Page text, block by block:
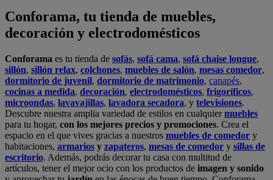
Conforama, tu tienda de muebles,
decoración y electrodomésticos
Conforama es tu tienda de sofás, sofá cama, sofá chaise longue,
sillón, sillón relax, colchones, muebles de salón, mesas comedor,
dormitorio de juvenil, dormitorio de matrimonio, canapés,
cocinas a medida, decoración, electrodomésticos, frigoríficos,
microondas, lavavajillas, lavadora secadora, y televisiones.
Descubre nuestra amplia variedad de estilos en cualquiermuebles
para tu hogar, con los mejores precios y promociones. Crea el
espacio en el que vives gracias a nuestros muebles de comedor y
habitaciones, armarios y zapateros, mesas de comedor y sillas de
escritorio. Además, podrás decorar tu casa con multitud de
artículos, tener el mejor ocio con los productos de imagen y sonido